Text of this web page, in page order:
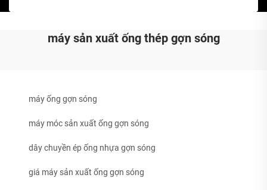
máy sản xuất ống thép gợn sóng
máy ống gợn sóng
máy móc sản xuất ống gợn sóng
dây chuyền ép ống nhựa gợn sóng
giá máy sản xuất ống gợn sóng